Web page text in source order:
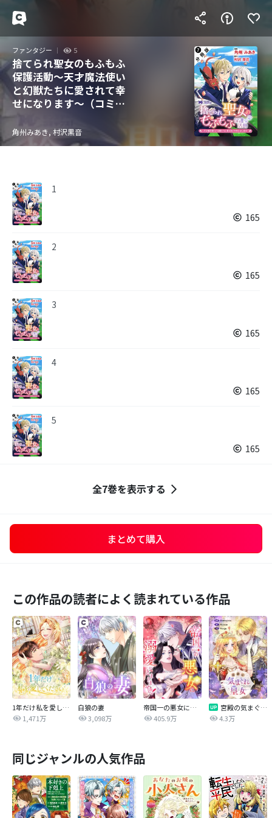
ファンタジー 5
捨てられ聖女のもふもふ
保護活動～天才魔法使い
と幻獣たちに愛されて幸
せになります～（コミッ
角州みあき, 村沢黒音
1
165
2
165
3
165
4
165
5
165
全7巻を表示する
まとめて購入
この作品の読者によく読まれている作品
1年だけ私を愛してください
1,471万
白狼の妻
3,098万
帝国一の悪女に溺愛がとまりません！
405.9万
宮殿の気まぐれ皇女【タテヨミ】
4.3万
同じジャンルの人気作品